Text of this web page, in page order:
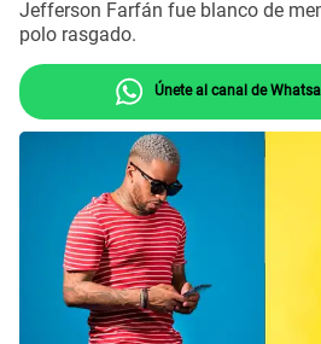
Jefferson Farfán fue blanco de
polo rasgado.
Únete al canal de